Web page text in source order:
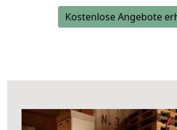
Kostenlose Angebote